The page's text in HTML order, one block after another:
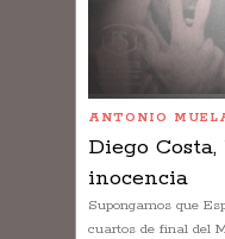
ANTONIO
Diego
inocencia
Supongamos que
cuartos de final del